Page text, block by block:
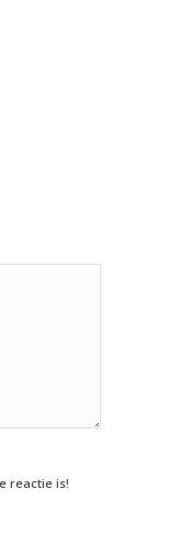
reactie is!